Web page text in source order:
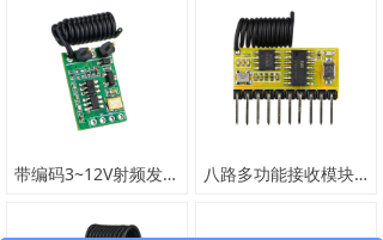
带编码3~12V射频发射模块 AK-T241208 八路多功能接收模块（标准版）AK-R230813